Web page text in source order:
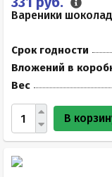
Вареники
Срок годности
Вложений в
Вес
В